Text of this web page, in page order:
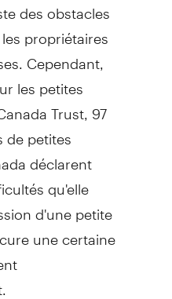
des obstacles
propriétaires
Cependant,
les petites
Trust, 97
de petites
déclarent
qu'elle
d'une petite
une certaine